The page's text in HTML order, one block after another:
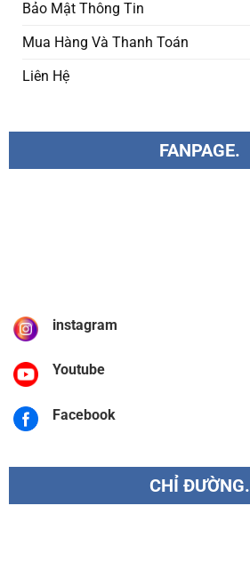
Bảo Mật Thông Tin
Mua Hàng Và Thanh Toán
Liên Hệ
FANPAGE.
instagram
Youtube
Facebook
CHỈ ĐƯỜNG.